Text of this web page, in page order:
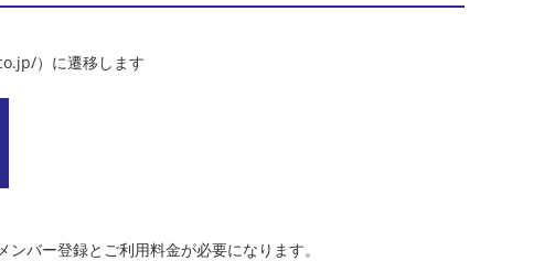
）に遷移します
バー登録とご利用料金が必要になります。